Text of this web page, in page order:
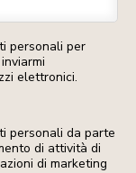
personali per
elettronici.
personali da parte
di attività di
di marketing